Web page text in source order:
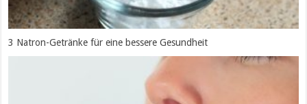
3 Natron-Getränke für eine bessere Gesundheit